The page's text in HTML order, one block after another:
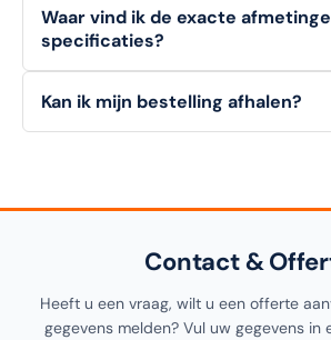
dagen om een artikel (in originele
Zakelijke klanten (B2B)
onze retourvoorwaarden voor alle
Waar vind ik de exacte
specificaties?
dit artikel vindt u in despecificatiesectie
deze pagina, alsook in de
Kan ik mijn bestelling afhalen?
Contact &
Heeft u een vraag, wilt u een offerte
gegevens melden? Vul uw gegevens in